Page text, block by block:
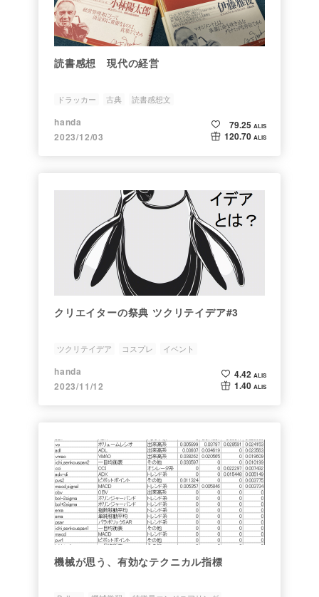
読書感想 現代の経営
ドラッカー 古典 読書感想文
handa
2023/12/03
79.25 ALIS
120.70 ALIS
クリエイターの祭典 ツクリテイデア#3
ツクリテイデア コスプレ イベント
handa
2023/11/12
4.42 ALIS
1.40 ALIS
機械が思う、有効なテクニカル指標